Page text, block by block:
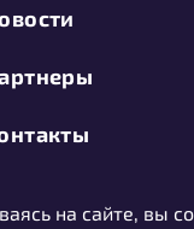
на сайте, вы